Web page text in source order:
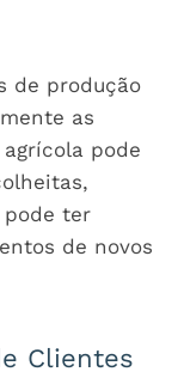
de produção
as
pode
ter
de novos
Clientes